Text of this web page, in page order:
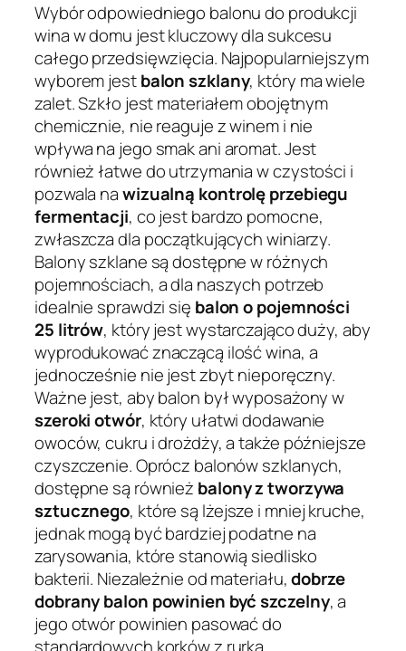
Wybór odpowiedniego balonu do produkcji
wina w domu jest kluczowy dla sukcesu
całego przedsięwzięcia. Najpopularniejszym
wyborem jestbalon szklany, który ma wiele
zalet. Szkło jest materiałem obojętnym
chemicznie, nie reaguje z winem i nie
wpływa na jego smak ani aromat. Jest
również łatwe do utrzymania w czystości i
pozwala nawizualną kontrolę przebiegu
fermentacji, co jest bardzo pomocne,
zwłaszcza dla początkujących winiarzy.
Balony szklane są dostępne w różnych
pojemnościach, a dla naszych potrzeb
idealnie sprawdzi się balon o pojemności
25 litrów, który jest wystarczająco duży, aby
wyprodukować znaczącą ilość wina, a
jednocześnie nie jest zbyt nieporęczny.
Ważne jest, aby balon był wyposażony w
szeroki otwór, który ułatwi dodawanie
owoców, cukru i drożdży, a także późniejsze
czyszczenie. Oprócz balonów szklanych,
dostępne są również balony z tworzywa
sztucznego, które są lżejsze i mniej kruche,
jednak mogą być bardziej podatne na
zarysowania, które stanowią siedlisko
bakterii. Niezależnie od materiału,dobrze
dobrany balon powinien być szczelny, a
jego otwór powinien pasować do